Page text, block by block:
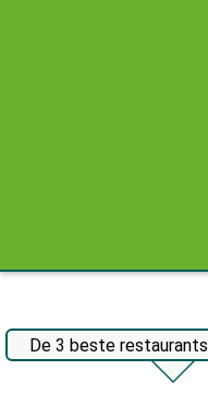
De 3 beste restaurants